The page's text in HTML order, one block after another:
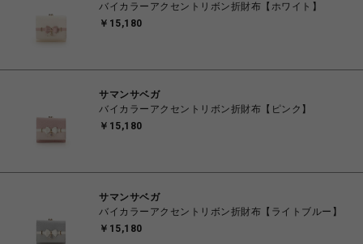
バイカラーアクセントリボン折財布【ホワイト】
￥15,180
サマンサベガ
バイカラーアクセントリボン折財布【ピンク】
￥15,180
サマンサベガ
バイカラーアクセントリボン折財布【ライトブルー】
￥15,180